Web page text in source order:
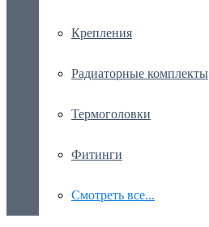
Крепления
Радиаторные комплекты
Термоголовки
Фитинги
Смотреть все...